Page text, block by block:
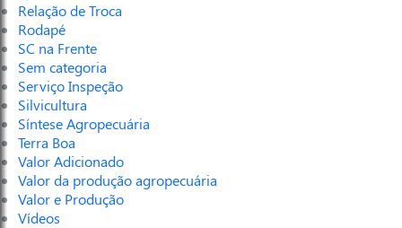
Relação de Troca
Rodapé
SC na Frente
Sem categoria
Serviço Inspeção
Silvicultura
Síntese Agropecuária
Terra Boa
Valor Adicionado
Valor da produção agropecuária
Valor e Produção
Vídeos